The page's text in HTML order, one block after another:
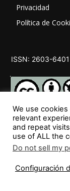
Privacidad
Política de
ISSN: 2603-6401
We use
relevant
and repeat
use of ALL the
Do not sell my
Configuración